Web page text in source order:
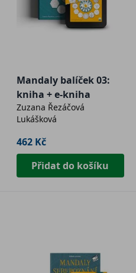
Mandaly balíček 03:
kniha + e-kniha
Zuzana Řezáčová
Lukášková
462 Kč
Přidat do košíku